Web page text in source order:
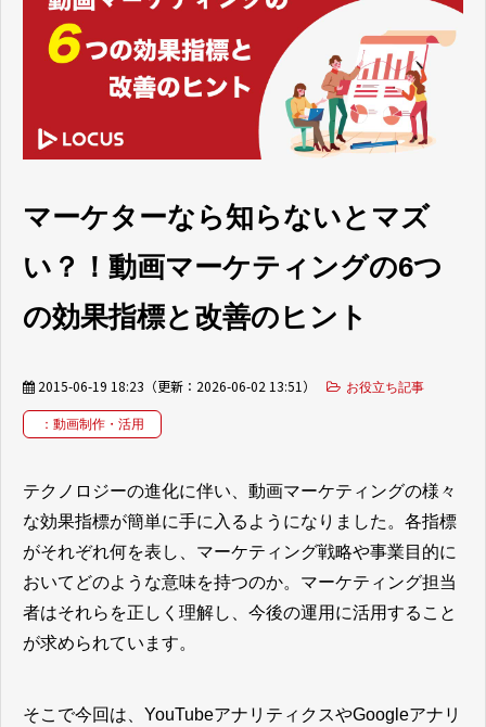
セミナー
お客様の声
ブログ
お役立ち資料
マーケターなら知らないとマズ
い？！動画マーケティングの6つ
の効果指標と改善のヒント
2015-06-19 18:23 （更新： 2026-06-02 13:51 ） お役立ち記事
：動画制作・活用
テクノロジーの進化に伴い、動画マーケティングの様々
な効果指標が簡単に手に入るようになりました。各指標
がそれぞれ何を表し、マーケティング戦略や事業目的に
おいてどのような意味を持つのか。マーケティング担当
者はそれらを正しく理解し、今後の運用に活用すること
が求められています。
そこで今回は、YouTubeアナリティクスやGoogleアナリ